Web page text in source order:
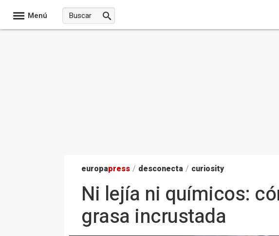
Menú
europapress / desconecta / curiosity
Ni lejía ni químicos:
grasa incrustada